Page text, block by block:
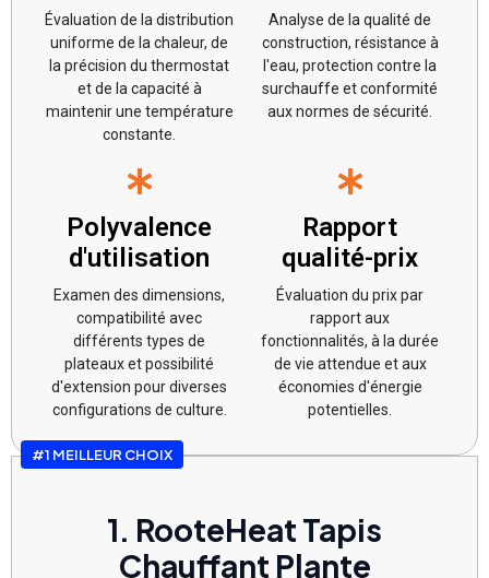
Évaluation de la distribution
uniforme de la chaleur, de
la précision du thermostat
et de la capacité à
maintenir une température
constante.
Analyse de la qualité de
construction, résistance à
l'eau, protection contre la
surchauffe et conformité
aux normes de sécurité.
Polyvalence
d'utilisation
Examen des dimensions,
compatibilité avec
différents types de
plateaux et possibilité
d'extension pour diverses
configurations de culture.
Rapport
qualité-prix
Évaluation du prix par
rapport aux
fonctionnalités, à la durée
de vie attendue et aux
économies d'énergie
potentielles.
#1 MEILLEUR CHOIX
1. RooteHeat Tapis
Chauffant Plante